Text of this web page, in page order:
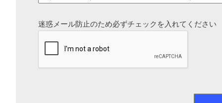
迷惑メール防止のため必ずチェックを入れてください